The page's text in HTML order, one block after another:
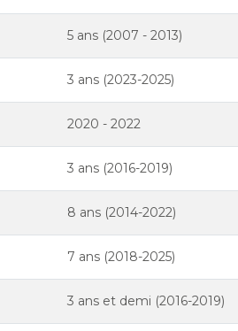
5 ans (2007 - 2013)
3 ans (2023-2025)
2020 - 2022
3 ans (2016-2019)
8 ans (2014-2022)
7 ans (2018-2025)
3 ans et demi (2016-2019)